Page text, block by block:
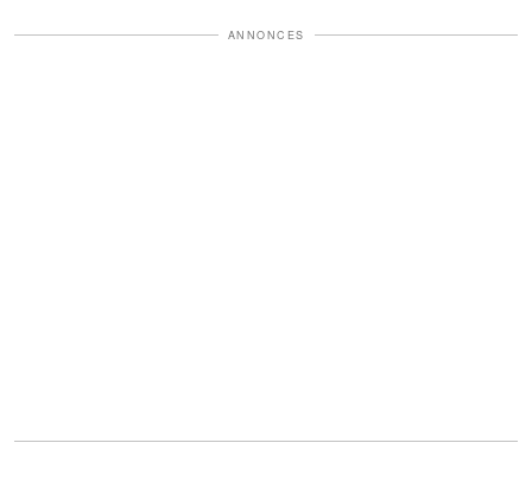
ANNONCES